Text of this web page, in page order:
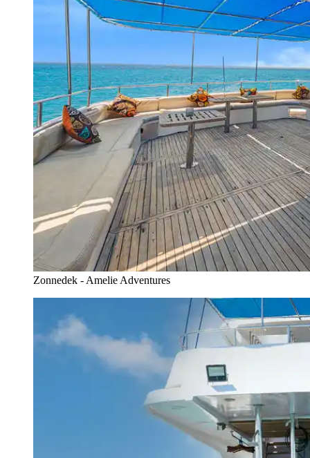
Zonnedek - Amelie Adventures